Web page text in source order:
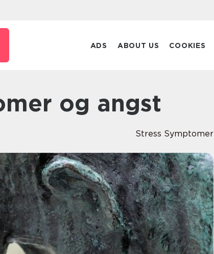
ADS ABOUT US COOKIES
og angst
Stress Symptomer